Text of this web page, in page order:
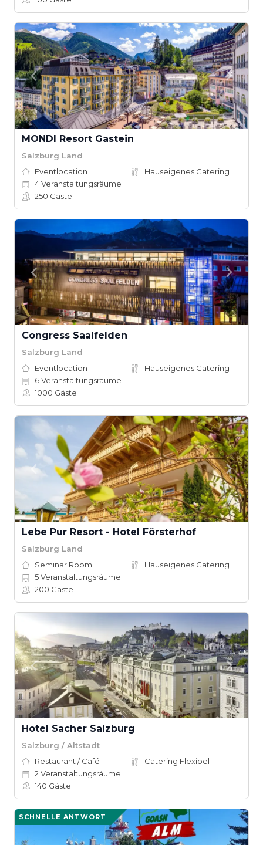
MONDI Resort Gastein
Salzburg Land
Eventlocation
Hauseigenes Catering
4Veranstaltungsräume
250 Gäste
Congress Saalfelden
Salzburg Land
Eventlocation
Hauseigenes Catering
6Veranstaltungsräume
1000 Gäste
Lebe Pur Resort - Hotel Försterhof
Salzburg Land
Seminar Room
Hauseigenes Catering
5Veranstaltungsräume
200 Gäste
Hotel Sacher Salzburg
Salzburg / Altstadt
Restaurant / Café
Catering Flexibel
2 Veranstaltungsräume
140 Gäste
SCHNELLE ANTWORT